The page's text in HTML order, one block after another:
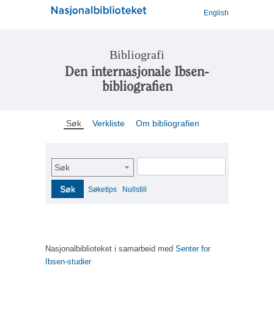
English
Bibliografi
Den internasjonale Ibsen-
bibliografien
Søk Verkliste Om bibliografien
Søk
Søk Søketips Nullstill
Nasjonalbiblioteket i samarbeid med Senter for
Ibsen-studier